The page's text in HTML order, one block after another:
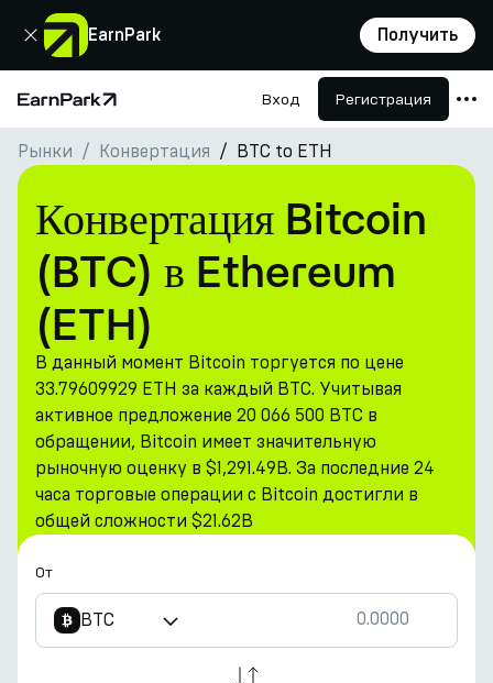
EarnPark Получить
Закрыть
Главная страница Вход Регистрация
Продукты
Рынки
Калькуляторы
Токен PARK
Ресурсы
Компания
Рынки Конвертация BTC to ETH
Конвертация Bitcoin
(BTC) в Ethereum
(ETH)
В данный момент Bitcoin торгуется по цене
33.79609929 ETH за каждый BTC. Учитывая
активное предложение 20 066 500 BTC в
обращении, Bitcoin имеет значительную
рыночную оценку в $1,291.49B. За последние 24
часа торговые операции с Bitcoin достигли в
общей сложности $21.62B
От
BTC